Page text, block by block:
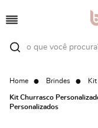
Home Brindes Kit
Kit Churrasco
Personalizados